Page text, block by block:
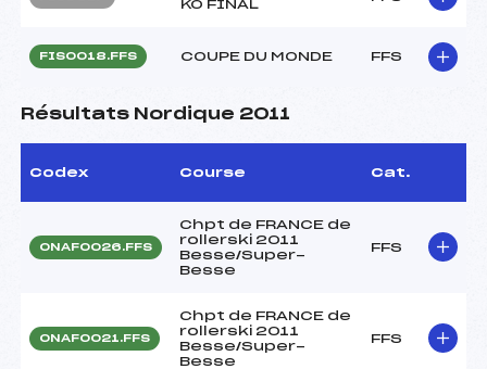
KO FINAL
FIS0018.FFS COUPE DU MONDE FFS
Résultats Nordique 2011
Codex Course Cat.
ONAF0026.FFS
Chpt de FRANCE de
rollerski 2011
Besse/Super-
Besse
FFS
ONAF0021.FFS
Chpt de FRANCE de
rollerski 2011
Besse/Super-
Besse
FFS